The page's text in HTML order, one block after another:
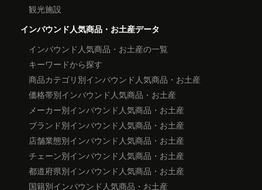
観光施設
インバウンド人気商品・お土産データ
インバウンド人気商品・お土産の一覧
キーワードから探す
商品カテゴリ別インバウンド人気商品・お土産
価格帯別インバウンド人気商品・お土産
メーカー別インバウンド人気商品・お土産
ブランド別インバウンド人気商品・お土産
店舗業態別インバウンド人気商品・お土産
チェーン別インバウンド人気商品・お土産
都道府県別インバウンド人気商品・お土産
国籍別インバウンド人気商品・お土産